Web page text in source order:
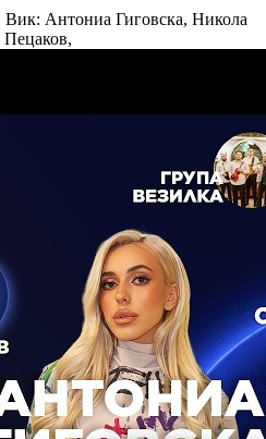
Антониа Гиговска, Никола